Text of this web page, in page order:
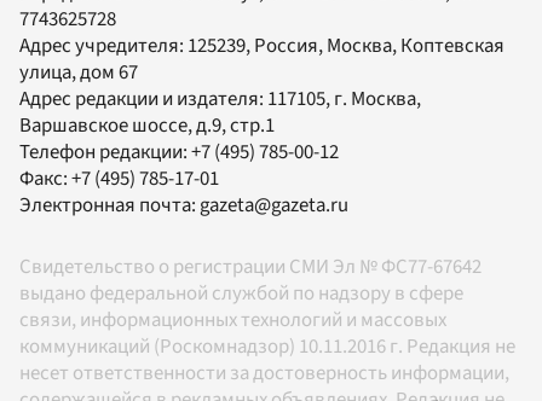
7743625728
Адрес учредителя: 125239, Россия, Москва, Коптевская
улица, дом 67
Адрес редакции и издателя: 117105, г. Москва,
Варшавское шоссе, д.9, стр.1
Телефон редакции:+7 (495) 785-00-12
Факс:+7 (495) 785-17-01
Электронная почта:gazeta@gazeta.ru
Свидетельство о регистрации СМИ Эл № ФС77-67642
выдано федеральной службой по надзору в сфере
связи, информационных технологий и массовых
коммуникаций (Роскомнадзор) 10.11.2016 г. Редакция не
несет ответственности за достоверность информации,